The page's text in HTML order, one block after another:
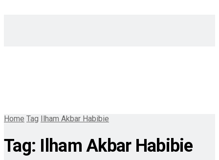
Home Tag Ilham Akbar Habibie
Tag: Ilham Akbar Habibie